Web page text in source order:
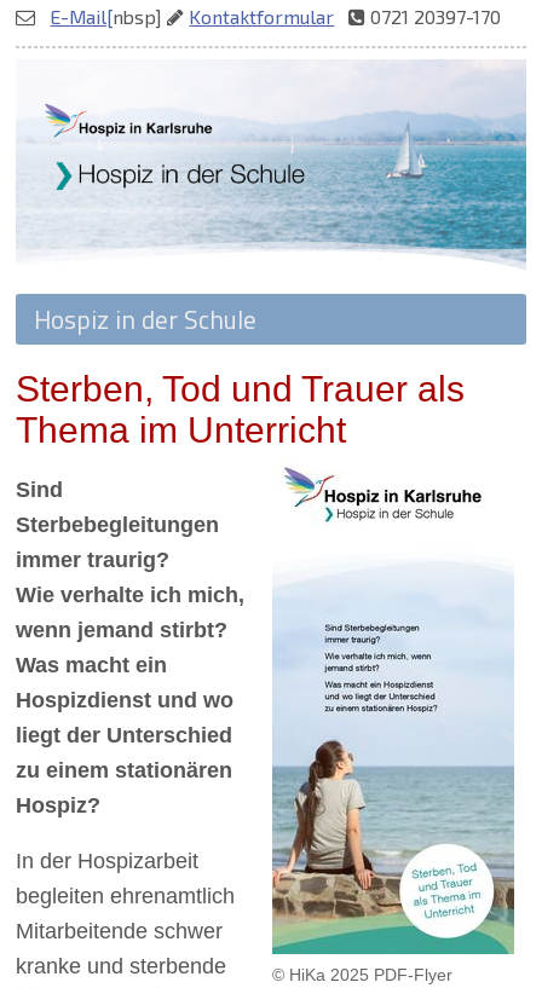
E-Mail[nbsp] Kontaktformular 0721 20397-170
Zielseite
Sterben, Tod und Trauer als
Thema im Unterricht
© HiKa 2025 PDF-Flyer
Sind
Sterbebegleitungen
immer traurig?
Wie verhalte ich mich,
wenn jemand stirbt?
Was macht ein
Hospizdienst und wo
liegt der Unterschied
zu einem stationären
Hospiz?
In der Hospizarbeit
begleiten ehrenamtlich
Mitarbeitende schwer
kranke und sterbende